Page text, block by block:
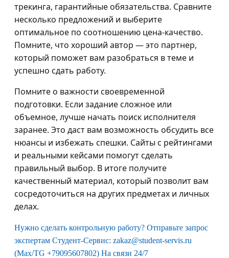
трекинга, гарантийные обязательства. Сравните
несколько предложений и выберите
оптимальное по соотношению цена-качество.
Помните, что хороший автор — это партнер,
который поможет вам разобраться в теме и
успешно сдать работу.
Помните о важности своевременной
подготовки. Если задание сложное или
объемное, лучше начать поиск исполнителя
заранее. Это даст вам возможность обсудить все
нюансы и избежать спешки. Сайты с рейтингами
и реальными кейсами помогут сделать
правильный выбор. В итоге получите
качественный материал, который позволит вам
сосредоточиться на других предметах и личных
делах.
Нужно сделать контрольную работу? Отправьте запрос
экспертам Студент-Сервис: zakaz@student-servis.ru
(Max/TG +79095607802) На связи 24/7